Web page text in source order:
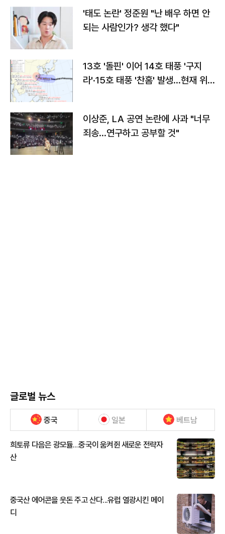
'태도 논란' 정준원 "난 배우 하면 안
되는 사람인가? 생각 했다"
13호 '돌핀' 이어 14호 태풍 '구지
라'·15호 태풍 '찬홈' 발생…현재 위
이상준, LA 공연 논란에 사과 "너무
죄송…연구하고 공부할 것"
글로벌 뉴스
중국 일본 베트남
희토류 다음은 광모듈…중국이 움켜쥔 새로운 전략자
산
중국산 에어콘을 웃돈 주고 산다...유럽 열광시킨 메이
디